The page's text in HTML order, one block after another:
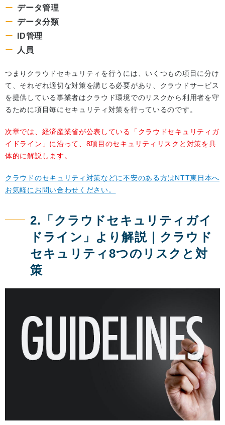
データ管理
データ分類
ID管理
人員
つまりクラウドセキュリティを行うには、いくつもの項目に分け
て、それぞれ適切な対策を講じる必要があり、クラウドサービス
を提供している事業者はクラウド環境でのリスクから利用者を守
るために項目毎にセキュリティ対策を行っているのです。
次章では、経済産業省が公表している「クラウドセキュリティガ
イドライン」に沿って、8項目のセキュリティリスクと対策を具
体的に解説します。
クラウドのセキュリティ対策などに不安のある方はNTT東日本へ
お気軽にお問い合わせください。
2.「クラウドセキュリティガイ
ドライン」より解説｜クラウド
セキュリティ8つのリスクと対
策